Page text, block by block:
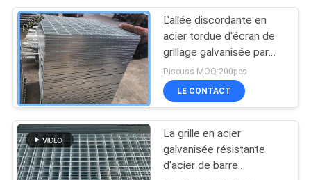
Acier inoxydable
Woven Wire Mesh
207
L'allée discordante en
acier tordue d'écran de
grillage galvanisée par
barre râpe
1000x5800mm
Discuss MOQ:200pcs
LE CONTACT
La grille en acier
galvanisée résistante
d'acier de barre